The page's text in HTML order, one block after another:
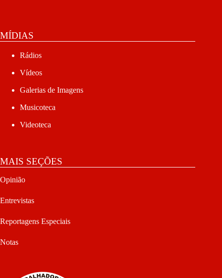
MÍDIAS
Rádios
Vídeos
Galerias de Imagens
Musicoteca
Videoteca
MAIS SEÇÕES
Opinião
Entrevistas
Reportagens Especiais
Notas